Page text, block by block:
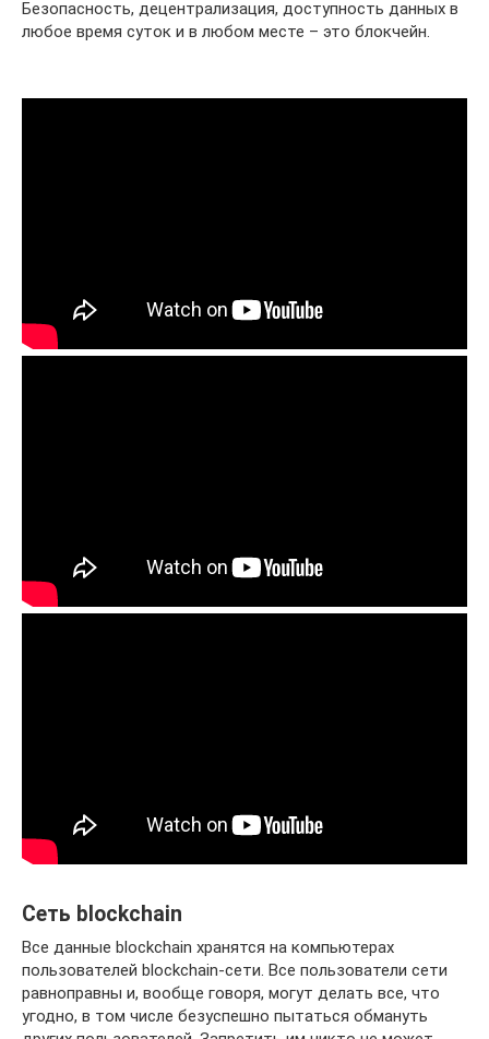
Безопасность, децентрализация, доступность данных в
любое время суток и в любом месте – это блокчейн.
Сеть blockchain
Все данные blockchain хранятся на компьютерах
пользователей blockchain-сети. Все пользователи сети
равноправны и, вообще говоря, могут делать все, что
угодно, в том числе безуспешно пытаться обмануть